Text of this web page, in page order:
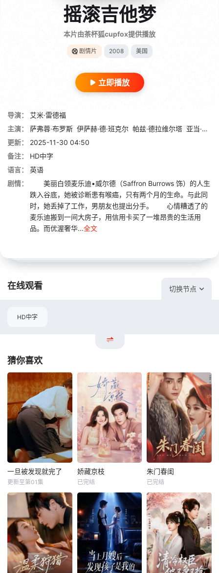
摇滚吉他梦
本片由茶杯狐cupfox提供播放
剧情片 2008 美国
立即播放
导演：
艾米·雷德福
主演：
萨弗蓉·布罗斯 伊萨赫·德·班克尔 帕兹·德拉维尔塔 亚当·崔斯
更新：
2025-11-30 04:50
备注：
HD中字
语言：
英语
剧情：
美丽白领麦乐迪•威尔德（Saffron Burrows 饰）的人生
跌入谷底，她被诊断患有喉癌，只有两个月的生命。与此同
时，她丢掉了工作，男朋友也提出分手。 心情糟透了的
麦乐迪搬到一间大房子，用信用卡买了一堆昂贵的生活用
品。而优渥奢华...全文
在线观看 切换节点
HD中字
猜你喜欢
一旦被发现就完了
更新至第01集
娇藏京枝
已完结
朱门春闺
已完结